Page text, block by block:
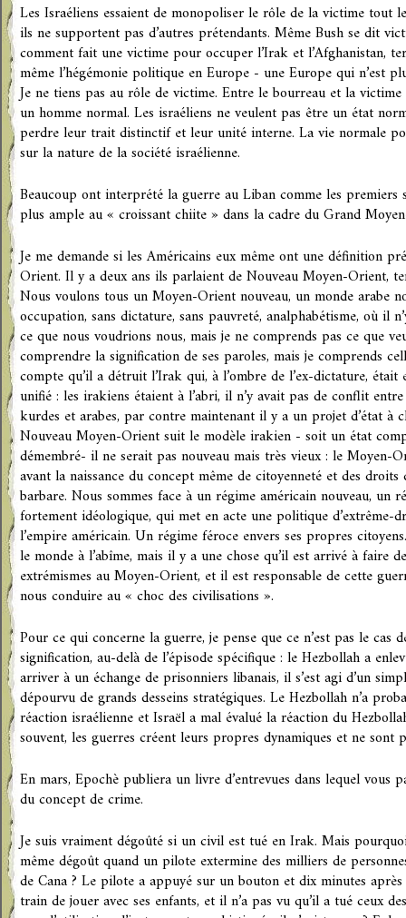
Les Israéliens essaient de monopoliser le rôle de la victime tout
ils ne supportent pas d’autres prétendants. Même Bush se dit
comment fait une victime pour occuper l’Irak et l’Afghanistan,
même l’hégémonie politique en Europe - une Europe qui n’est
Je ne tiens pas au rôle de victime. Entre le bourreau et la
un homme normal. Les israéliens ne veulent pas être un état
perdre leur trait distinctif et leur unité interne. La vie normale
sur la nature de la société israélienne.
Beaucoup ont interprété la guerre au Liban comme les premiers
plus ample au « croissant chiite » dans la cadre du Grand
Je me demande si les Américains eux même ont une définition
Orient. Il y a deux ans ils parlaient de Nouveau Moyen-Orient,
Nous voulons tous un Moyen-Orient nouveau, un monde arabe
occupation, sans dictature, sans pauvreté, analphabétisme, où il
ce que nous voudrions nous, mais je ne comprends pas ce que
comprendre la signification de ses paroles, mais je comprends
compte qu’il a détruit l’Irak qui, à l’ombre de l’ex-dictature, était
unifié : les irakiens étaient à l’abri, il n’y avait pas de conflit
kurdes et arabes, par contre maintenant il y a un projet d’état à
Nouveau Moyen-Orient suit le modèle irakien - soit un état
démembré- il ne serait pas nouveau mais très vieux : le Moyen-
avant la naissance du concept même de citoyenneté et des
barbare. Nous sommes face à un régime américain nouveau, un
fortement idéologique, qui met en acte une politique d’extrême-
l’empire américain. Un régime féroce envers ses propres
le monde à l’abîme, mais il y a une chose qu’il est arrivé à faire
extrémismes au Moyen-Orient, et il est responsable de cette
nous conduire au « choc des civilisations ».
Pour ce qui concerne la guerre, je pense que ce n’est pas le cas
signification, au-delà de l’épisode spécifique : le Hezbollah a
arriver à un échange de prisonniers libanais, il s’est agi d’un
dépourvu de grands desseins stratégiques. Le Hezbollah n’a
réaction israélienne et Israël a mal évalué la réaction du
souvent, les guerres créent leurs propres dynamiques et ne sont
En mars, Epochè publiera un livre d’entrevues dans lequel vous
du concept de crime.
Je suis vraiment dégoûté si un civil est tué en Irak. Mais
même dégoût quand un pilote extermine des milliers de
de Cana ? Le pilote a appuyé sur un bouton et dix minutes
train de jouer avec ses enfants, et il n’a pas vu qu’il a tué ceux